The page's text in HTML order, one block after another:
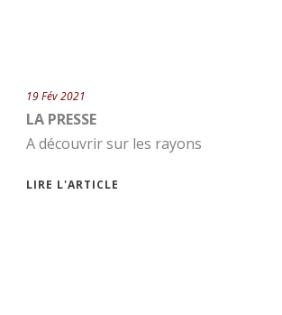
19 Fév 2021
LA PRESSE
A découvrir sur les rayons
LIRE L'ARTICLE